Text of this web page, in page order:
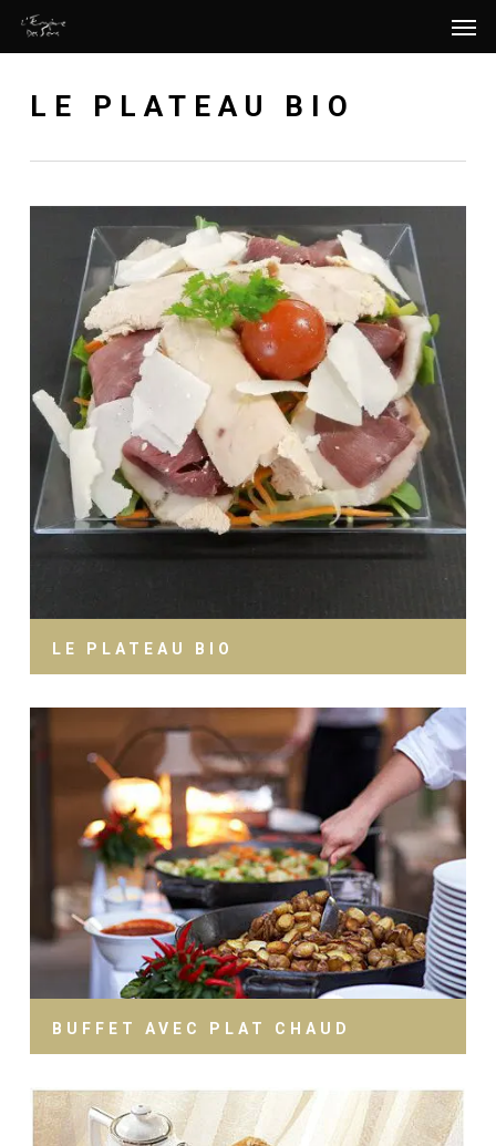
Skip
to
contentLE PLATEAU BIO
LE PLATEAU BIO
BUFFET AVEC PLAT CHAUD
Menu